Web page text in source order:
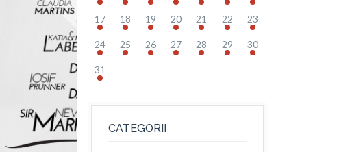
17 18 19 20 21 22 23
24 25 26 27 28 29 30
31
CATEGORII